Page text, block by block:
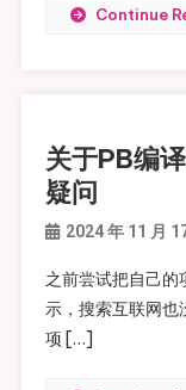
Continue
关于PB编
疑问
2024 年 11 月
之前尝试把自己的
示，搜索互联网也
项 […]